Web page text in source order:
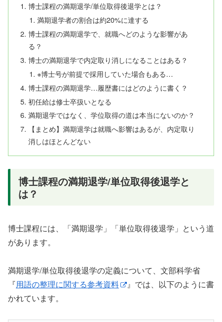
博士課程の満期退学/単位取得後退学とは？
満期退学者の割合は約20%に達する
博士課程の満期退学で、就職へどのような影響があ
る？
博士の満期退学で内定取り消しになることはある？
※博士号が前提で採用していた場合もある…
博士課程の満期退学…履歴書にはどのように書く？
初任給は修士卒扱いとなる
満期退学ではなく、学位取得の道は本当にないのか？
【まとめ】満期退学は就職へ影響はあるが、内定取り
消しはほとんどない
博士課程の満期退学/単位取得後退学と
は？
博士課程には、「満期退学」「単位取得後退学」という道
があります。
満期退学/単位取得後退学の定義について、文部科学省
『用語の整理に関する参考資料
』では、以下のように書
かれています。